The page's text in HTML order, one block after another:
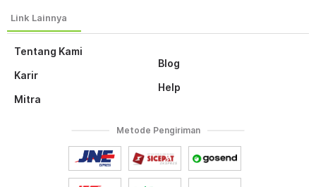
Tentang Kami
Karir
Mitra
Blog
Help
Metode Pengiriman